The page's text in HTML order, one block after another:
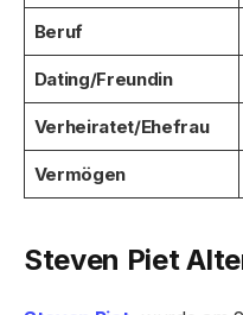
Beruf
Dating/Freundin
Verheiratet/Ehefrau
Vermögen
Steven Piet